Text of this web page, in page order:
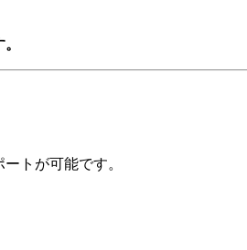
トが可能です。